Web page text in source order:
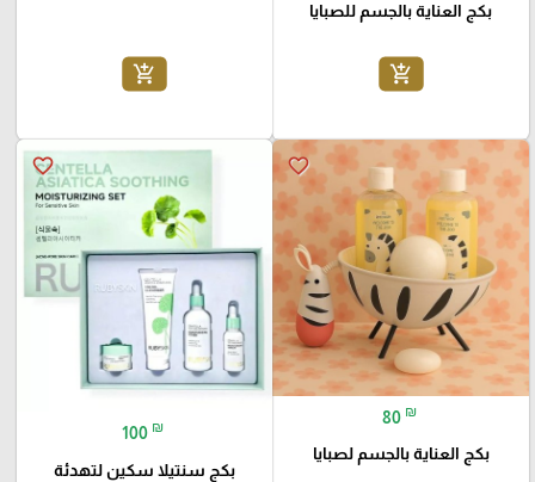
بكج العناية بالجسم للصبايا
add_shopping_cart
add_shopping_cart
favorite_border
80 ₪
بكج العناية بالجسم لصبايا
favorite_border
100 ₪
بكج سنتيلا سكين لتهدئة